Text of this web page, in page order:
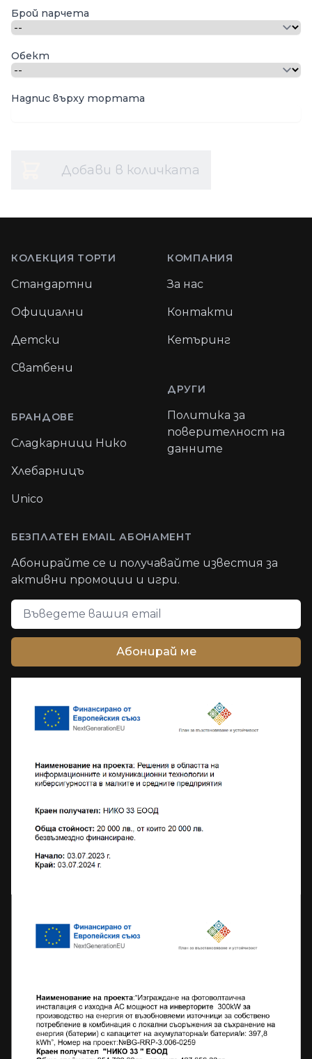
Опции
Брой парчета
Обект
Надпис върху тортата
Добави в количката
КОЛЕКЦИЯ ТОРТИ
Стандартни
Официални
Детски
Сватбени
БРАНДОВЕ
Сладкарници Нико
Хлебарницъ
Unico
КОМПАНИЯ
За нас
Контакти
Кетъринг
ДРУГИ
Политика за
поверителност на
данните
БЕЗПЛАТЕН EMAIL АБОНАМЕНТ
Абонирайте се и получавайте известия за
активни промоции и игри.
Email адрес
Абонирай ме